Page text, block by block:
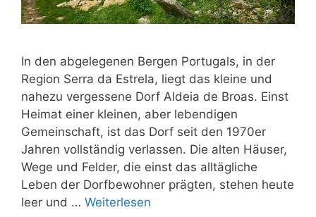
In den abgelegenen Bergen Portugals, in der
Region Serra da Estrela, liegt das kleine und
nahezu vergessene Dorf Aldeia de Broas. Einst
Heimat einer kleinen, aber lebendigen
Gemeinschaft, ist das Dorf seit den 1970er
Jahren vollständig verlassen. Die alten Häuser,
Wege und Felder, die einst das alltägliche
Leben der Dorfbewohner prägten, stehen heute
leer und … Weiterlesen